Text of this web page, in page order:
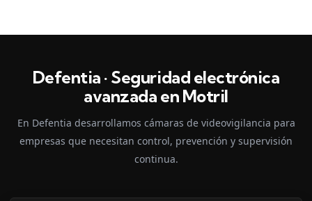
Defentia · Seguridad electrónica
avanzada en Motril
En Defentia desarrollamos cámaras de videovigilancia para
empresas que necesitan control, prevención y supervisión
continua.